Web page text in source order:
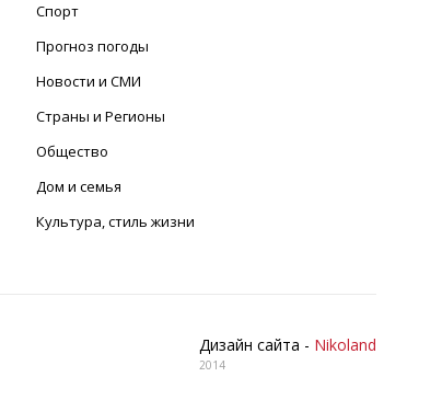
Спорт
Прогноз погоды
Новости и СМИ
Страны и Регионы
Общество
Дом и семья
Культура, стиль жизни
Дизайн сайта - Nikoland
2014